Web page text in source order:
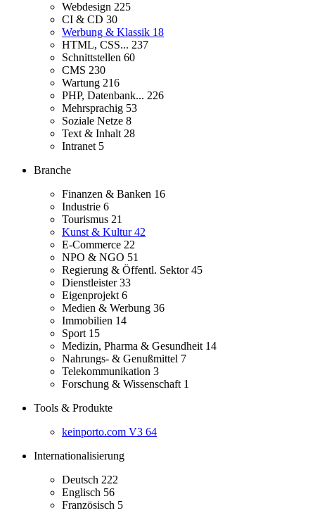
Webdesign 225
CI & CD 30
Werbung & Klassik 18
HTML, CSS... 237
Schnittstellen 60
CMS 230
Wartung 216
PHP, Datenbank... 226
Mehrsprachig 53
Soziale Netze 8
Text & Inhalt 28
Intranet 5
Branche
Finanzen & Banken 16
Industrie 6
Tourismus 21
Kunst & Kultur42
E-Commerce 22
NPO & NGO 51
Regierung & Öffentl. Sektor45
Dienstleister33
Eigenprojekt 6
Medien & Werbung 36
Immobilien 14
Sport 15
Medizin, Pharma & Gesundheit 14
Nahrungs- & Genußmittel 7
Telekommunikation 3
Forschung & Wissenschaft 1
Tools & Produkte
keinporto.com V3 64
Internationalisierung
Deutsch 222
Englisch 56
Französisch 5